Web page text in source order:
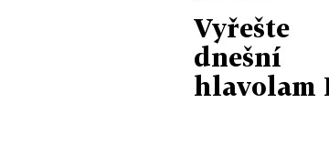
Vyřešte
dnešní
hlavolam